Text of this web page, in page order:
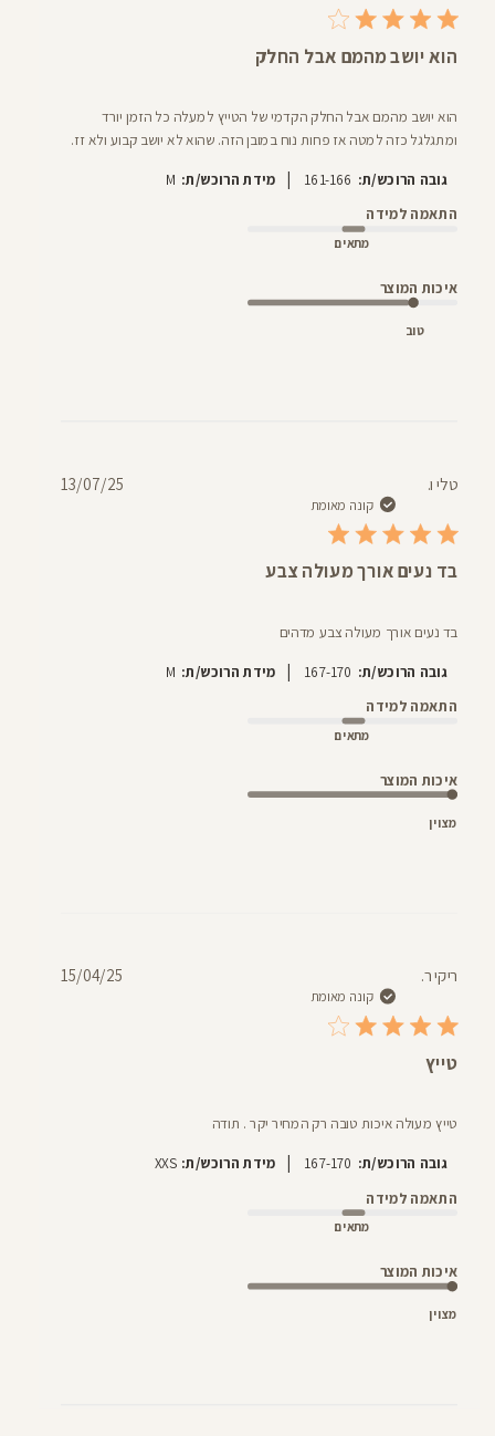
הוא יושב מהמם אבל החלק
הוא יושב מהמם אבל החלק הקדמי של הטייץ למעלה כל הזמן יורד
ומתגלגל כזה למטה אז פחות נוח במובן הזה. שהוא לא יושב קבוע ולא זז.
גובה הרוכש/ת: 161-166
| מידת הרוכש/ת: M
התאמה למידה
מתאים
איכות המוצר
טוב
טלי ו.
קונה מאומת
בד נעים אורך מעולה צבע
בד נעים אורך מעולה צבע מדהים
גובה הרוכש/ת: 167-170
| מידת הרוכש/ת: M
התאמה למידה
מתאים
איכות המוצר
מצוין
13/07/25
ריקי ר.
קונה מאומת
טייץ
טייץ מעולה איכות טובה רק המחיר יקר . תודה
גובה הרוכש/ת: 167-170 מידת הרוכש/ת: XXS
התאמה למידה
מתאים
איכות המוצר
מצוין
15/04/25